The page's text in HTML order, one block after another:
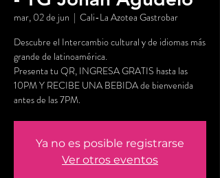
mar, 02 de jun
  |
Cali-La Azotea Gastrobar
Descubre el Intercambio cultural y de idiomas más
grande de latinoamérica.
Presenta tu QR, INGRESA GRATIS hasta las
10PM Y RECIBE UNA BEBIDA de bienvenida
antes de las 7PM.
Ya no es posible registrarse
Ver otros eventos